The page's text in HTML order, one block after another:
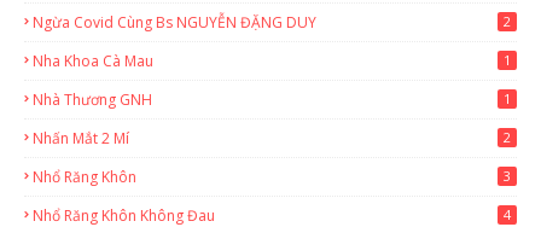
Ngừa Covid Cùng Bs NGUYỄN ĐẶNG DUY 2
Nha Khoa Cà Mau 1
Nhà Thương GNH 1
Nhấn Mắt 2 Mí 2
Nhổ Răng Khôn 3
Nhổ Răng Khôn Không Đau 4